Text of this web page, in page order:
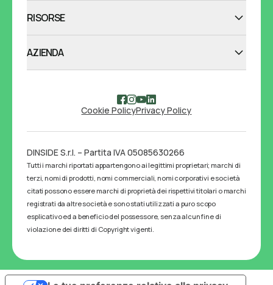
RISORSE
AZIENDA
Cookie PolicyPrivacy Policy
DINSIDE S.r.l. – Partita IVA 05085630266
Tutti i marchi riportati appartengono ai legittimi proprietari; marchi di
terzi, nomi di prodotti, nomi commerciali, nomi corporativi e società
citati possono essere marchi di proprietà dei rispettivi titolari o marchi
registrati da altre società e sono stati utilizzati a puro scopo
esplicativo ed a beneficio del possessore, senza alcun fine di
violazione dei diritti di Copyright vigenti.